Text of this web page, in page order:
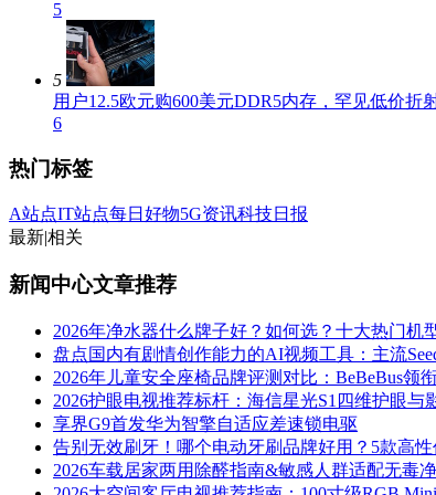
5
5
用户12.5欧元购600美元DDR5内存，罕见低价折
6
热门标签
A站点IT站点每日好物5G资讯科技日报
最新相关
新闻中心文章推荐
2026年净水器什么牌子好？如何选？十大热门机
盘点国内有剧情创作能力的AI视频工具：主流
2026年儿童安全座椅品牌评测对比：BeBeBus领
2026护眼电视推荐标杆：海信星光S1四维护眼与
享界G9首发华为智擎自适应差速锁电驱
告别无效刷牙！哪个电动牙刷品牌好用？5款高
2026车载居家两用除醛指南&敏感人群适配无毒